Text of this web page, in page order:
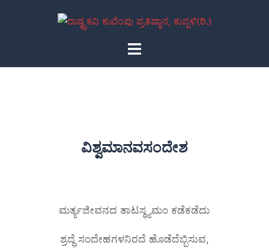
ವಿಶ್ವಮಾನವಸಂದೇಶ
ಮರ್ತ್ಯಜೀವನದ ತಾಟಸ್ಥ್ಯಮಂ ಕಡೆಕಡೆದು
ಶ್ರದ್ಧೆ ಸಂದೇಹಗಳನಿರದೆ ಹೊಡೆದೆಬ್ಬಿಸುವ,